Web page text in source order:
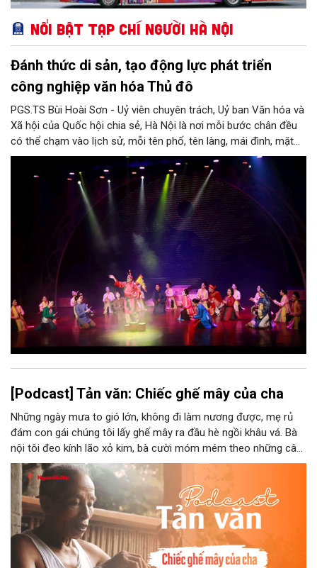
Nổi bật Tạp chí Người Hà Nội
Đánh thức di sản, tạo động lực phát triển
công nghiệp văn hóa Thủ đô
PGS.TS Bùi Hoài Sơn - Uỷ viên chuyên trách, Uỷ ban Văn hóa và
Xã hội của Quốc hội chia sẻ, Hà Nội là nơi mỗi bước chân đều
có thể chạm vào lịch sử, mỗi tên phố, tên làng, mái đình, mặt
hồ, nếp nhà, câu hát, món ăn, làn điệu, nghề thủ công đều có
thể kể một câu chuyện về chiều sâu văn hiến của dân tộc.
Nhưng trong kỷ nguyên mới, câu hỏi đặt ra không chỉ Hà Nội có
bao nhiêu di sản, bao nhiêu văn nghệ sĩ, trí thức, không gian ký
ức, mà là làm thế nào để những giá trị ấy trở thành nguồn lực
phát triển, thành sức mạnh mềm, thành động lực sáng tạo,
thành năng lực cạnh tranh của Thủ đô.
[Podcast] Tản văn: Chiếc ghế mây của cha
Những ngày mưa to gió lớn, không đi làm nương được, mẹ rủ
đám con gái chúng tôi lấy ghế mây ra đầu hè ngồi khâu vá. Bà
nội tôi đeo kính lão xỏ kim, bà cười móm mém theo những câu
chuyện kể tếu táo của đám trẻ chúng tôi. Chiếc ghế mây phát
ra âm thanh kin kít chịu đựng sức nặng cơ thể con người theo
những điệu cười khúc khích.